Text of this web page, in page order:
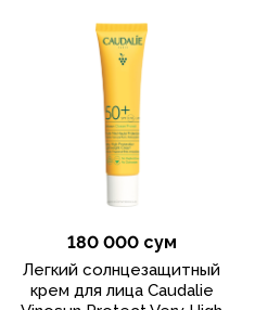
180 000 сум
Легкий солнцезащитный
крем для лица Caudalie